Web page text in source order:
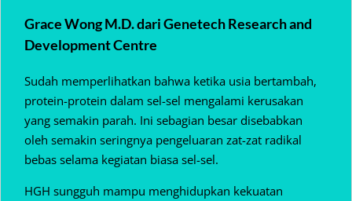
Grace Wong M.D. dari Genetech Research and
Development Centre
Sudah memperlihatkan bahwa ketika usia bertambah,
protein-protein dalam sel-sel mengalami kerusakan
yang semakin parah. Ini sebagian besar disebabkan
oleh semakin seringnya pengeluaran zat-zat radikal
bebas selama kegiatan biasa sel-sel.
HGH sungguh mampu menghidupkan kekuatan